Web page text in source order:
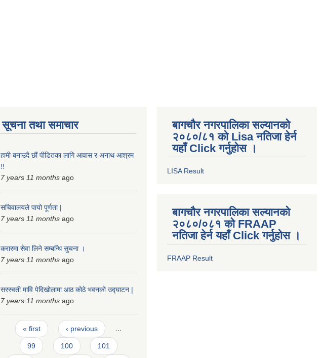
सूचना तथा समाचार
हामी बनाउदै छौं पीडितका लागि आवास र अनाथ आश्रम
!!
7 years 11 months ago
सचिवालयले पायो पूर्णता |
7 years 11 months ago
करारमा सेवा लिने सम्बन्धि सुचना ।
7 years 11 months ago
सरस्वती मावि पेदिखोलामा आठ कोठे भवनको उद्घाटन |
7 years 11 months ago
Pages
« first ‹ previous …
99 100 101
बागचौर नगरपालिका सल्यानको
२०८०/८१ को Lisa नतिजा हेर्न
यहाँ Click गर्नुहोस ।
LISA Result
बागचौर नगरपालिका सल्यानको
२०८०/०८१ को FRAAP
नतिजा हेर्न यहाँ Click गर्नुहोस ।
FRAAP Result